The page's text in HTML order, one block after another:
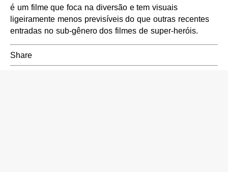
é um filme que foca na diversão e tem visuais
ligeiramente menos previsíveis do que outras recentes
entradas no sub-gênero dos filmes de super-heróis.
Share